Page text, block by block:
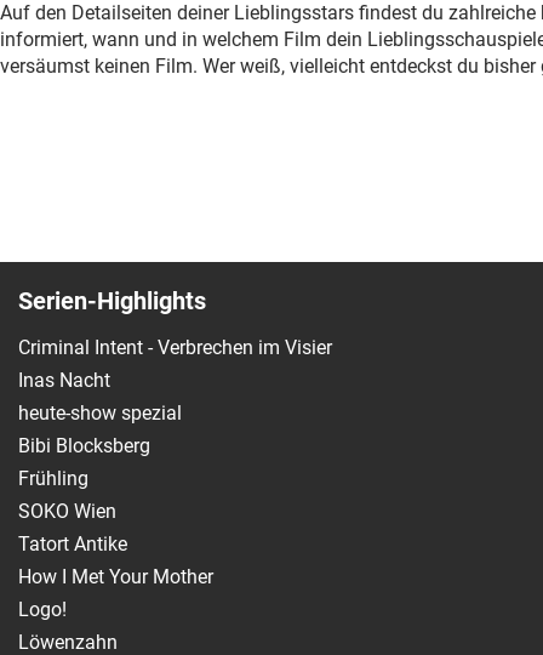
Auf den Detailseiten deiner Lieblingsstars findest du
informiert, wann und in welchem Film dein
versäumst keinen Film. Wer weiß, vielleicht entdeckst du
Serien-Highlights
Criminal Intent - Verbrechen im Visier
Inas Nacht
heute-show spezial
Bibi Blocksberg
Frühling
SOKO Wien
Tatort Antike
How I Met Your Mother
Logo!
Löwenzahn